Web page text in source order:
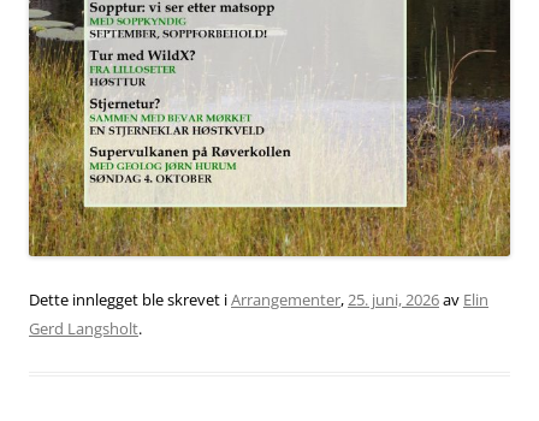
Dette innlegget ble skrevet iArrangementer,25. juni, 2026av Elin
Gerd Langsholt.